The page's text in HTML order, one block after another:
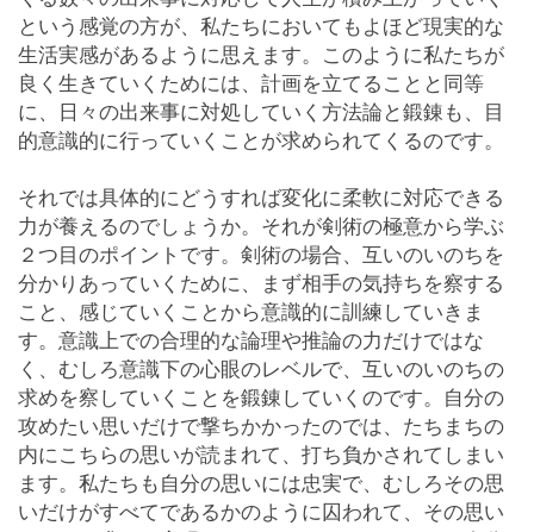
という感覚の方が、私たちにおいてもよほど現実的な
生活実感があるように思えます。このように私たちが
良く生きていくためには、計画を立てることと同等
に、日々の出来事に対処していく方法論と鍛錬も、目
的意識的に行っていくことが求められてくるのです。
それでは具体的にどうすれば変化に柔軟に対応できる
力が養えるのでしょうか。それが剣術の極意から学ぶ
２つ目のポイントです。剣術の場合、互いのいのちを
分かりあっていくために、まず相手の気持ちを察する
こと、感じていくことから意識的に訓練していきま
す。意識上での合理的な論理や推論の力だけではな
く、むしろ意識下の心眼のレベルで、互いのいのちの
求めを察していくことを鍛錬していくのです。自分の
攻めたい思いだけで撃ちかかったのでは、たちまちの
内にこちらの思いが読まれて、打ち負かされてしまい
ます。私たちも自分の思いには忠実で、むしろその思
いだけがすべてであるかのように囚われて、その思い